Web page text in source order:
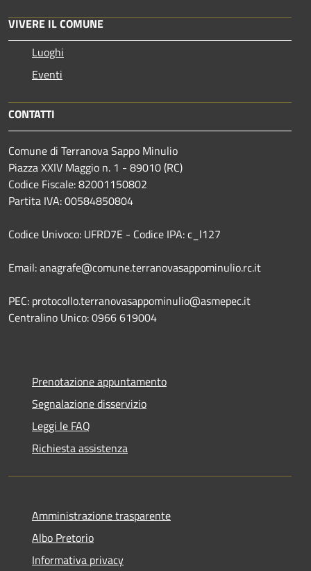
VIVERE IL COMUNE
Luoghi
Eventi
CONTATTI
Comune di Terranova Sappo Minulio
Piazza XXIV Maggio n. 1 - 89010 (RC)
Codice Fiscale: 82001150802
Partita IVA: 00584850804
Codice Univoco: UFRD7E - Codice IPA: c_l127
Email: anagrafe@comune.terranovasappominulio.rc.it
PEC: protocollo.terranovasappominulio@asmepec.it
Centralino Unico: 0966 619004
Prenotazione appuntamento
Segnalazione disservizio
Leggi le FAQ
Richiesta assistenza
Amministrazione trasparente
Albo Pretorio
Informativa privacy